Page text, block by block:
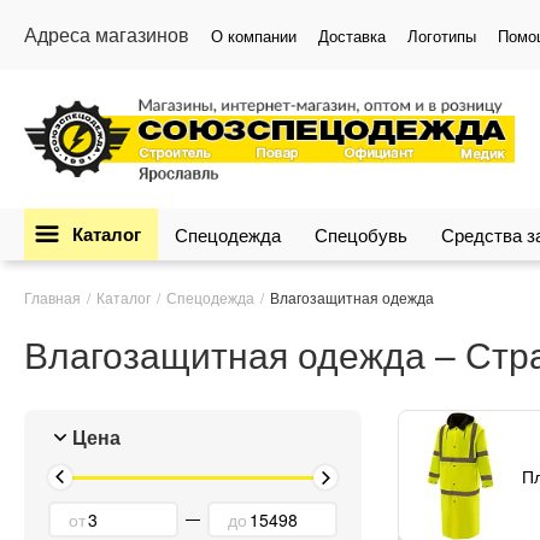
Адреса магазинов О компании Доставка Логотипы
Каталог Спецодежда Спецобувь Средства
Главная Каталог Спецодежда Влагозащитная одежда
Влагозащитная одежда –
Цена
от до